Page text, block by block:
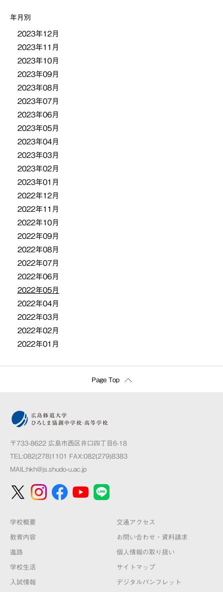
年月別
2023年12月
2023年11月
2023年10月
2023年09月
2023年08月
2023年07月
2023年06月
2023年05月
2023年04月
2023年03月
2023年02月
2023年01月
2022年12月
2022年11月
2022年10月
2022年09月
2022年08月
2022年07月
2022年06月
2022年05月
2022年04月
2022年03月
2022年02月
2022年01月
Page Top
〒733-8622 広島市西区井口四丁目6-18
TEL:082(278)1101 FAX:082(279)8383
MAIL:hkh@js.shudo-u.ac.jp
学校概要
教育内容
進路
学校生活
入試情報
交通アクセス
お問い合わせ・資料請求
個人情報の取り扱い
サイトマップ
デジタルパンフレット